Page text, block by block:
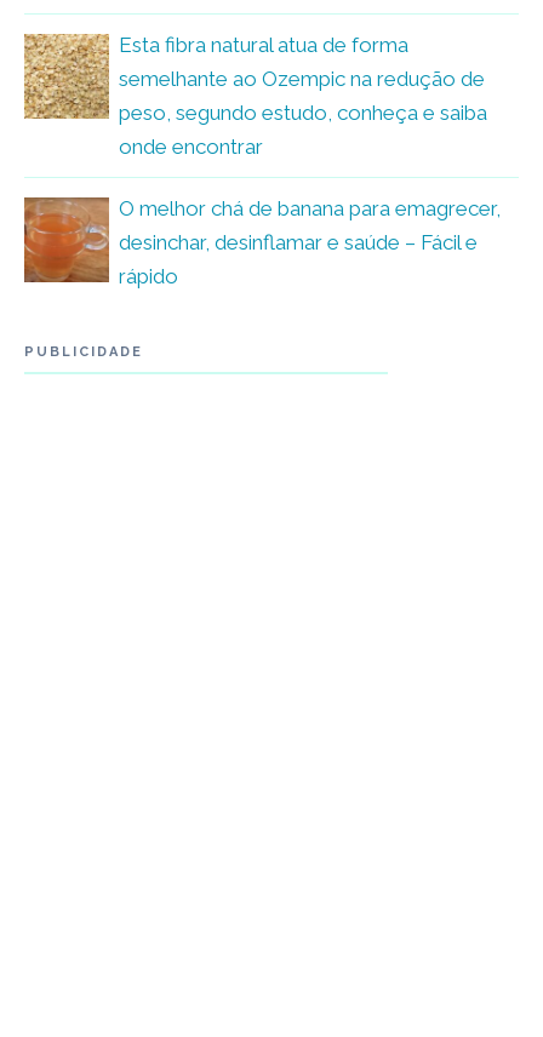
Esta fibra natural atua de forma
semelhante ao Ozempic na redução de
peso, segundo estudo, conheça e saiba
onde encontrar
O melhor chá de banana para emagrecer,
desinchar, desinflamar e saúde – Fácil e
rápido
PUBLICIDADE